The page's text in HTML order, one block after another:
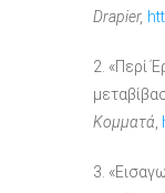
Drapier,
2. «Περί
Κομματά
3.